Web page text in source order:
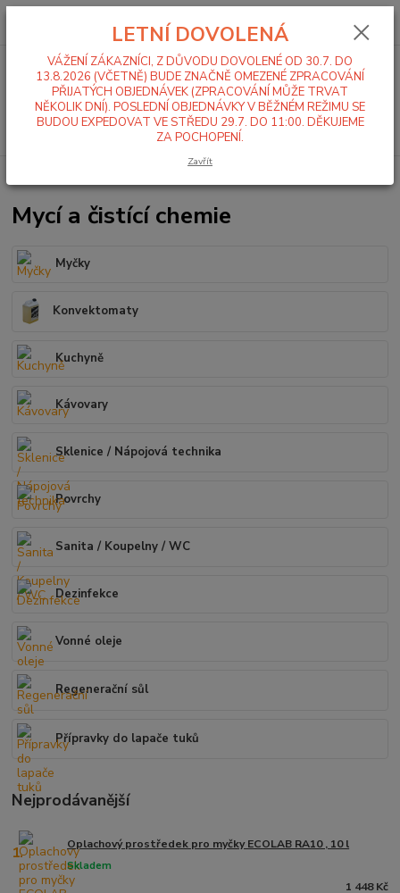
Menu
Hledat
0,00 Kč
Mycí a čistící chemie
Myčky
Konvektomaty
Kuchyně
Kávovary
Sklenice / Nápojová technika
Povrchy
Sanita / Koupelny / WC
Dezinfekce
Vonné oleje
Regenerační sůl
Přípravky do lapače tuků
Nejprodávanější
1. Oplachový prostředek pro myčky ECOLAB RA10 , 10 l
Skladem
1 448 Kč
LETNÍ DOVOLENÁ
VÁŽENÍ ZÁKAZNÍCI, Z DŮVODU DOVOLENÉ OD 30.7. DO
13.8.2026 (VČETNĚ) BUDE ZNAČNĚ OMEZENÉ ZPRACOVÁNÍ
PŘIJATÝCH OBJEDNÁVEK (ZPRACOVÁNÍ MŮŽE TRVAT
NĚKOLIK DNÍ). POSLEDNÍ OBJEDNÁVKY V BĚŽNÉM REŽIMU SE
BUDOU EXPEDOVAT VE STŘEDU 29.7. DO 11:00. DĚKUJEME
ZA POCHOPENÍ.
Zavřít